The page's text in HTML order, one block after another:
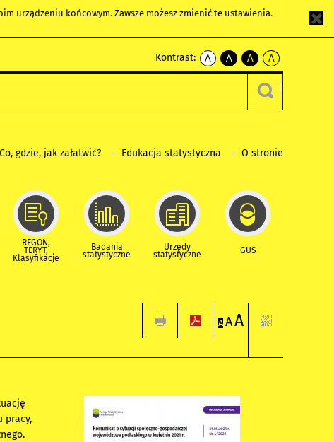
urządzeniu końcowym. Zawsze możesz zmienić te ustawienia.
Kontrast:
A
kontrast
A
kontrast
czarnym
A
kontrast
żółty
tekst
czarnym
A
kontrast
czarny
tekst
żółtym
Co, gdzie, jak załatwić? Edukacja statystyczna O stronie
REGON,
TERYT,
Klasyfikacje
Badania
statystyczne
Urzędy
statystyczne GUS
A AA
pracy,